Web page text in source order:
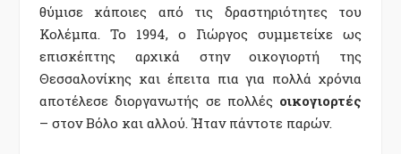
θύμισε κάποιες από τις δραστηριότητες του
Κολέμπα. Το 1994, ο Γιώργος συμμετείχε ως
επισκέπτης αρχικά στην οικογιορτή της
Θεσσαλονίκης και έπειτα πια για πολλά χρόνια
αποτέλεσε διοργανωτής σε πολλές οικογιορτές
– στον Βόλο και αλλού. Ήταν πάντοτε παρών.